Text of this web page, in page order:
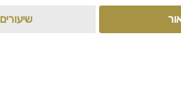
שיעורים